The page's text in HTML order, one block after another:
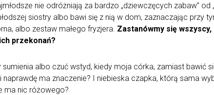
nie odróżniają za bardzo „dziewczęcych zabaw”
siostry albo bawi się z nią w dom, zaznaczając przy
albo zestaw małego fryzjera. Zastanówmy się
przekonań?
albo czuć wstyd, kiedy moja córka, zamiast bawić
ma znaczenie? I niebieska czapka, którą sama
ma nic różowego?